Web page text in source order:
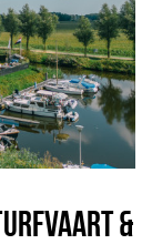
&